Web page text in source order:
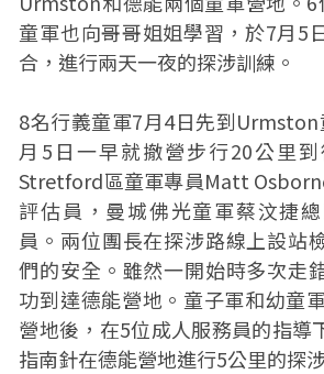
童軍也向哥哥姐姐學習，於7月5
合，進行兩天一夜的探涉訓練。
8名行義童軍7月4日先到
月5日一早就撤營步行20公里到
Stretford區童軍專員Matt
評估員，曼城佛光童軍蔡汶捷
員。兩位團長在探涉路線上設站
們的安全。雖然一開始時多次走
功到達德能營地。童子軍和幼童
營地後，在5位成人服務員的指導
指南針在德能營地進行5公里的探